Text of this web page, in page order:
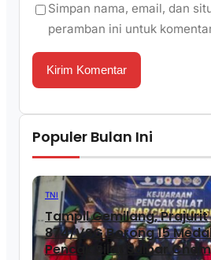
Simpan nama, email, dan
peramban ini untuk
Populer Bulan Ini
TNI
Tampil Gemilang, Prajurit
874/VSG Borong 15
Pencak Silat Sulbar